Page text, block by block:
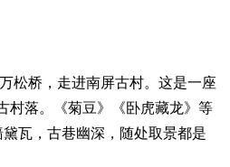
松桥，走进南屏古村。这是一座
村落。《菊豆》《卧虎藏龙》等
瓦，古巷幽深，随处取景都是